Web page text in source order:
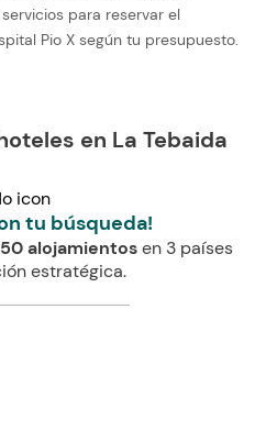
para reservar el
Pio X según tu presupuesto.
en La Tebaida
icon
tu búsqueda!
alojamientosen 3 países
estratégica.